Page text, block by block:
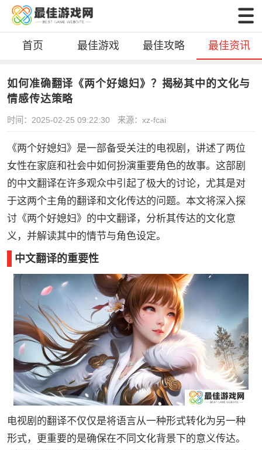
首页 最佳游戏 最佳攻略 最佳资讯
如何准确翻译《两个好媳妇》？揭秘其中的文化与
情感传达策略
时间：2025-02-25 09:22:30 来源：xz-fcai
《两个好媳妇》是一部备受关注的电视剧，讲述了两位
女性在家庭和社会中如何扮演重要角色的故事。这部剧
的中文翻译在许多观众中引起了极大的讨论，尤其是对
于这两个主角的翻译和文化传达的问题。本文将深入探
讨《两个好媳妇》的中文翻译，分析其传达的文化意
义，并解读其中的情节与角色设定。
中文翻译的重要性
电视剧的翻译不仅仅是将语言从一种形式转化为另一种
形式，更重要的是确保在不同文化背景下的意义传达。